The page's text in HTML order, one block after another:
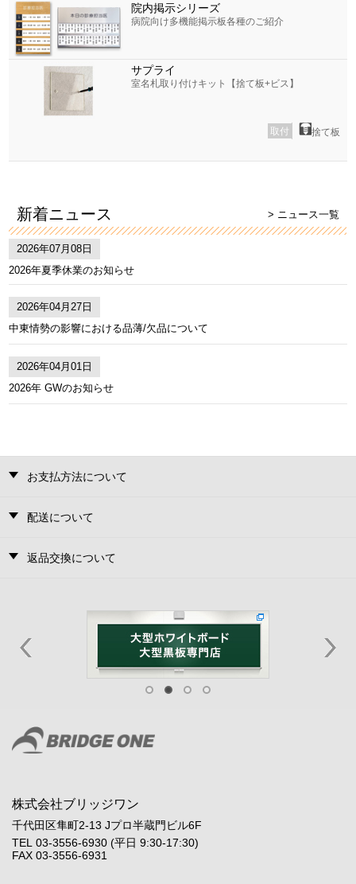
院内掲示シリーズ
病院向け多機能掲示板各種のご紹介
サプライ
室名札取り付けキット【捨て板+ビス】
取付 捨て板
新着ニュース > ニュース一覧
2026年07月08日
2026年夏季休業のお知らせ
2026年04月27日
中東情勢の影響における品薄/欠品について
2026年04月01日
2026年 GWのお知らせ
お支払方法について
配送について
返品交換について
株式会社ブリッジワン
千代田区隼町2-13 Jプロ半蔵門ビル6F
TEL 03-3556-6930 (平日 9:30-17:30)
FAX 03-3556-6931